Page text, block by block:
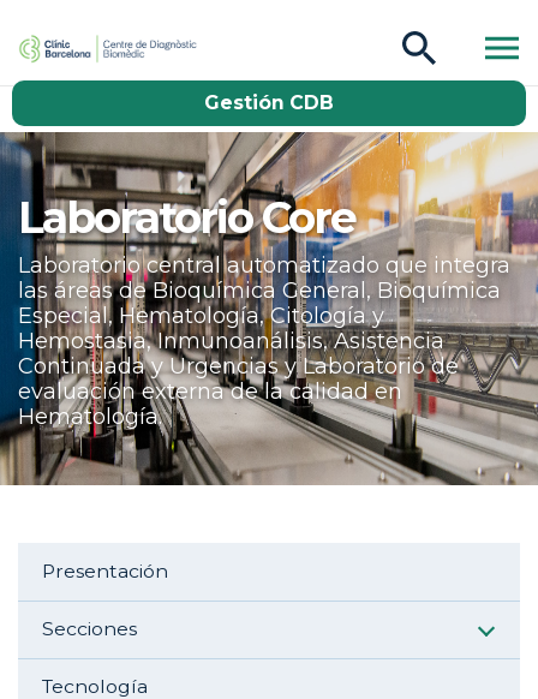
Buscar
Gestión CDB
Laboratorio Core
Laboratorio central automatizado que integra
las áreas de Bioquímica General, Bioquímica
Especial, Hematología, Citología y
Hemostasia, Inmunoanálisis, Asistencia
Continuada y Urgencias y Laboratorio de
evaluación externa de la calidad en
Hematología.
Aside navigation
Presentación
Secciones
Tecnología